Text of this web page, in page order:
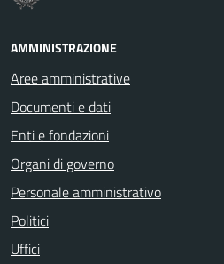
AMMINISTRAZIONE
Aree amministrative
Documenti e dati
Enti e fondazioni
Organi di governo
Personale amministrativo
Politici
Uffici